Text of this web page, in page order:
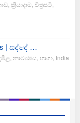
ක්‍රියාදාම චිත්‍රපටි
| සද්දේ …
නාට්‍යමය භාශා India